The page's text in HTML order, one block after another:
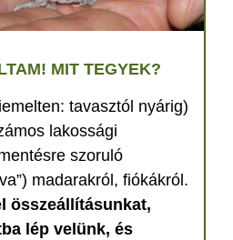
MIT TEGYEK?
tavasztól nyárig)
lakossági
szoruló
madarakról, fiókákról.
összeállításunkat,
lép velünk, és